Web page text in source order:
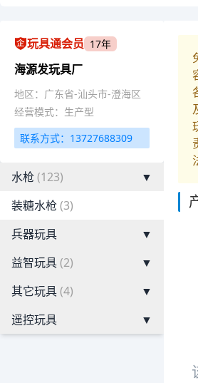
玩具通会员 17年
海源发玩具厂
地区：广东省-汕头市-澄海区
经营模式：生产型
联系方式：13727688309
水枪 (123)
▼
装糖水枪 (3)
兵器玩具
▼
益智玩具(2)
▼
其它玩具(4)
▼
遥控玩具
▼